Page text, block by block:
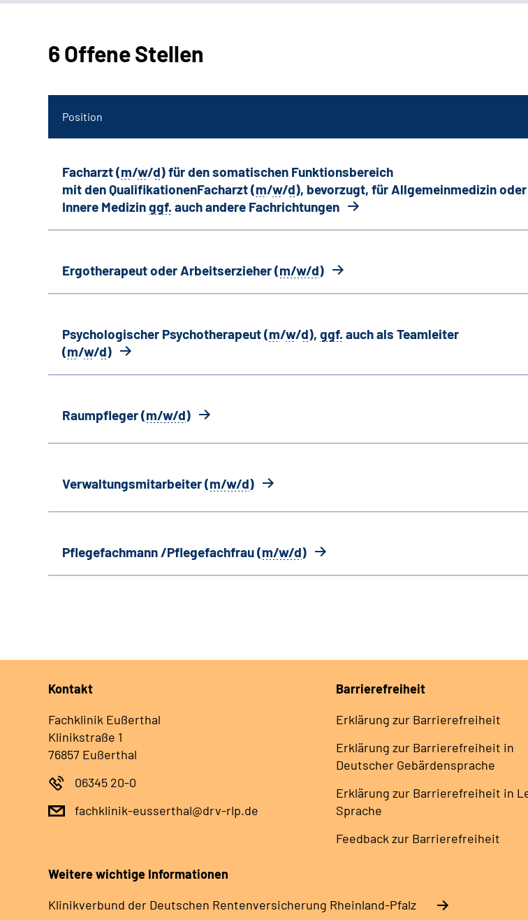
6 Offene Stellen
Position
Facharzt (m/w/d) für den somatischen Funktionsbereich
mit den QualifikationenFacharzt (m/w/d), bevorzugt, für Allgemeinmedizin oder
Innere Medizinggf. auch andere Fachrichtungen
Ergotherapeut oder Arbeitserzieher (m/w/d)
Psychologischer Psychotherapeut (m/w/d), ggf. auch als Teamleiter
(m/w/d)
Raumpfleger (m/w/d)
Verwaltungsmitarbeiter (m/w/d)
Pflegefachmann /Pflegefachfrau (m/w/d)
Kontakt
Fachklinik Eußerthal
Klinikstraße 1
76857 Eußerthal
06345 20-0
fachklinik-eusserthal@drv-rlp.de
Barrierefreiheit
Erklärung zur Barrierefreiheit
Erklärung zur Barrierefreiheit in
Deutscher Gebärdensprache
Erklärung zur Barrierefreiheit in
Sprache
Feedback zur Barrierefreiheit
Weitere wichtige Informationen
Klinikverbund der Deutschen Rentenversicherung Rheinland-Pfalz